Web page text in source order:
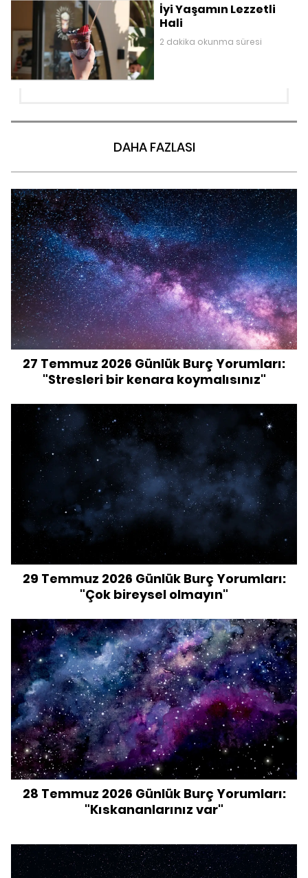
İyi Yaşamın Lezzetli
Hali
2 dakika okunma süresi
DAHA FAZLASI
27 Temmuz 2026 Günlük Burç Yorumları:
"Stresleri bir kenara koymalısınız"
29 Temmuz 2026 Günlük Burç Yorumları:
"Çok bireysel olmayın"
28 Temmuz 2026 Günlük Burç Yorumları:
"Kıskananlarınız var"